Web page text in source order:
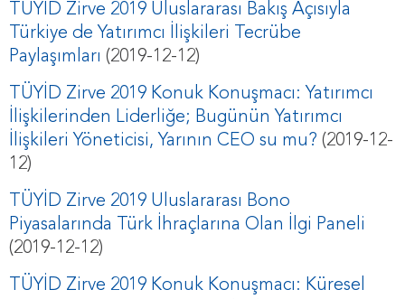
TÜYİD Zirve 2019 Uluslararası Bakış Açısıyla
Türkiye de Yatırımcı İlişkileri Tecrübe
Paylaşımları (2019-12-12)
TÜYİD Zirve 2019 Konuk Konuşmacı: Yatırımcı
İlişkilerinden Liderliğe; Bugünün Yatırımcı
İlişkileri Yöneticisi, Yarının CEO su mu? (2019-12-
12)
TÜYİD Zirve 2019 Uluslararası Bono
Piyasalarında Türk İhraçlarına Olan İlgi Paneli
(2019-12-12)
TÜYİD Zirve 2019 Konuk Konuşmacı: Küresel